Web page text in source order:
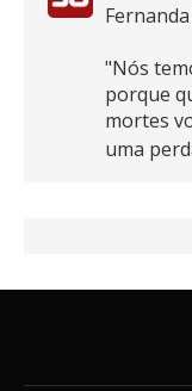
"Nós
porque
mortes
uma
16